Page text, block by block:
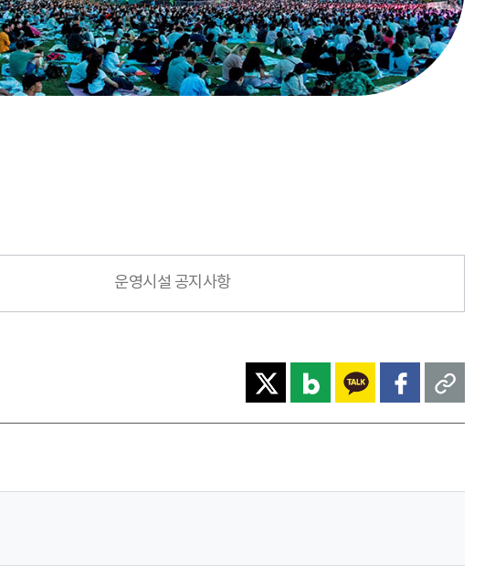
운영시설 공지사항